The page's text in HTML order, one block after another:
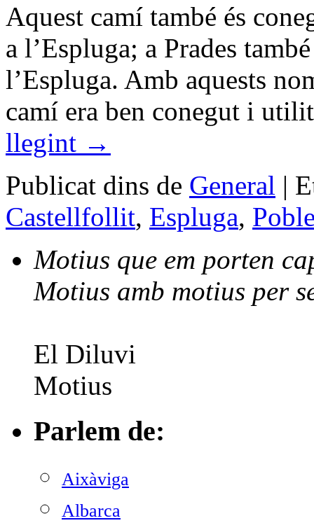
Aquest camí també és
a l’Espluga; a Prades
l’Espluga. Amb aquests
camí era ben conegut i
llegint →
Publicat dins de General |
Castellfollit, Espluga,
Motius que em porten
Motius amb motius per
El Diluvi
Motius
Parlem de:
Aixàviga
Albarca